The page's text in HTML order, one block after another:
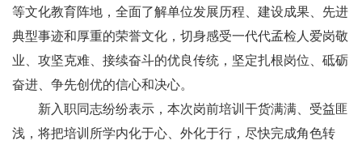
等文化教育阵地，全面了解单位发展历程、建设成果、先进
典型事迹和厚重的荣誉文化，切身感受一代代孟检人爱岗敬
业、攻坚克难、接续奋斗的优良传统，坚定扎根岗位、砥砺
奋进、争先创优的信心和决心。
新入职同志纷纷表示，本次岗前培训干货满满、受益匪
浅，将把培训所学内化于心、外化于行，尽快完成角色转